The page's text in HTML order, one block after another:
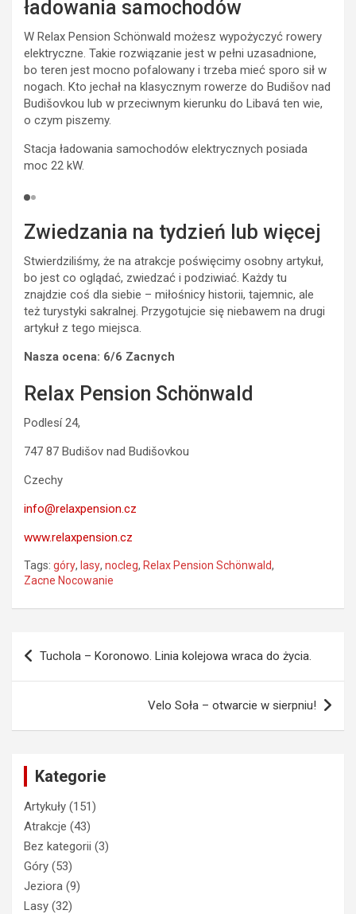
ładowania samochodów
W Relax Pension Schönwald możesz wypożyczyć rowery
elektryczne. Takie rozwiązanie jest w pełni uzasadnione,
bo teren jest mocno pofalowany i trzeba mieć sporo sił w
nogach. Kto jechał na klasycznym rowerze do Budišov nad
Budišovkou lub w przeciwnym kierunku do Libavá ten wie,
o czym piszemy.
Stacja ładowania samochodów elektrycznych posiada
moc 22 kW.
Zwiedzania na tydzień lub więcej
Stwierdziliśmy, że na atrakcje poświęcimy osobny artykuł,
bo jest co oglądać, zwiedzać i podziwiać. Każdy tu
znajdzie coś dla siebie – miłośnicy historii, tajemnic, ale
też turystyki sakralnej. Przygotujcie się niebawem na drugi
artykuł z tego miejsca.
Nasza ocena: 6/6 Zacnych
Relax Pension Schönwald
Podlesí 24,
747 87 Budišov nad Budišovkou
Czechy
info@relaxpension.cz
www.relaxpension.cz
Tags: góry, lasy, nocleg, Relax Pension Schönwald,
Zacne Nocowanie
Nawigacja
wpisu
Tuchola – Koronowo. Linia kolejowa wraca do życia.
Velo Soła – otwarcie w sierpniu!
Kategorie
Artykuły (151)
Atrakcje (43)
Bez kategorii (3)
Góry (53)
Jeziora (9)
Lasy (32)